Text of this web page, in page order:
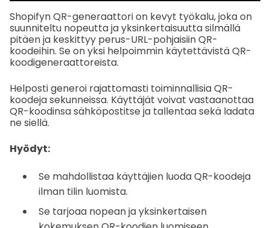
Shopifyn QR-generaattori on kevyt työkalu, joka on
suunniteltu nopeutta ja yksinkertaisuutta silmällä
pitäen ja keskittyy perus-URL-pohjaisiin QR-
koodeihin. Se on yksi helpoimmin käytettävistä QR-
koodigeneraattoreista.
Helposti generoi rajattomasti toiminnallisia QR-
koodeja sekunneissa. Käyttäjät voivat vastaanottaa
QR-koodinsa sähköpostitse ja tallentaa sekä ladata
ne siellä.
Hyödyt:
Se mahdollistaa käyttäjien luoda QR-koodeja
ilman tilin luomista.
Se tarjoaa nopean ja yksinkertaisen